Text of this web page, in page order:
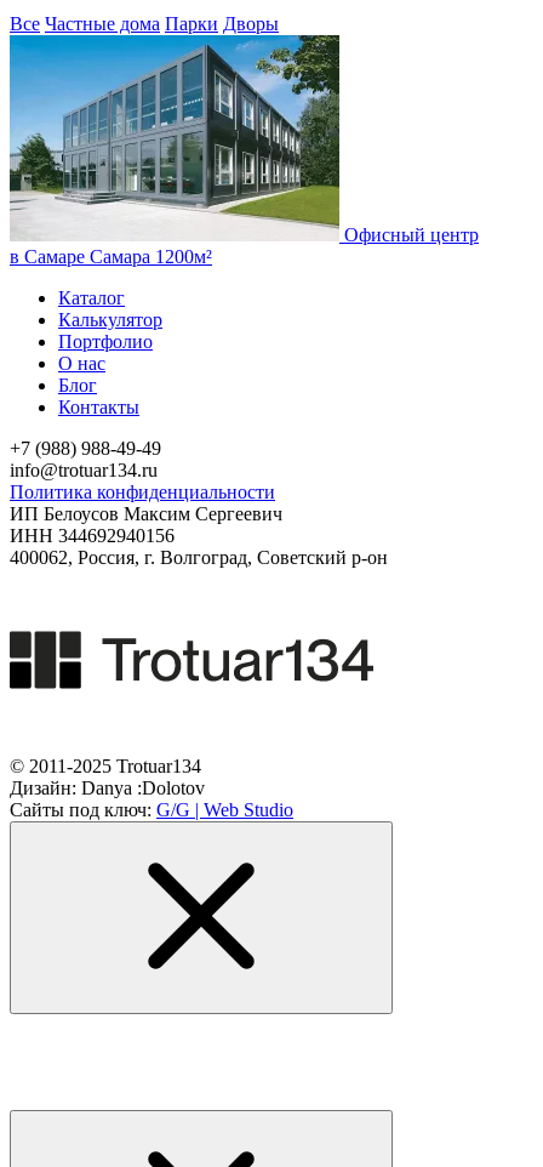
Все Частные дома Парки Дворы
Офисный центр
в Самаре Самара 1200м²
Каталог
Калькулятор
Портфолио
О нас
Блог
Контакты
+7 (988) 988-49-49
info@trotuar134.ru
Политика конфиденциальности
ИП Белоусов Максим Сергеевич
ИНН 344692940156
400062, Россия, г. Волгоград, Советский р-он
© 2011-2025 Trotuar134
Дизайн: Danya :Dolotov
Сайты под ключ: G/G | Web Studio